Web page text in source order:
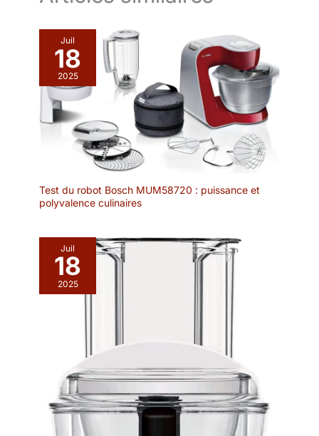
Juil
18
2025
Test du robot Bosch MUM58720 : puissance et
polyvalence culinaires
Juil
18
2025